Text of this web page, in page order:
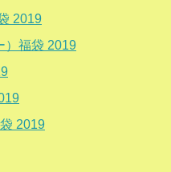
2019
）福袋 2019
2019